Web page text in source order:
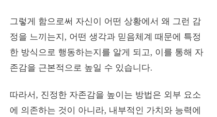
그렇게 함으로써 자신이 어떤 상황에서 왜 그런 감
정을 느끼는지, 어떤 생각과 믿음체계 때문에 특정
한 방식으로 행동하는지를 알게 되고, 이를 통해 자
존감을 근본적으로 높일 수 있습니다.
따라서, 진정한 자존감을 높이는 방법은 외부 요소
에 의존하는 것이 아니라, 내부적인 가치와 능력에